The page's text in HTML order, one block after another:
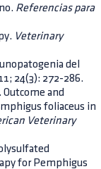
Referencias para
Veterinary
del
24(3): 272-286.
and
foliaceus in
Veterinary
for Pemphigus